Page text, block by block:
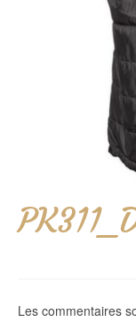
Les commentaires